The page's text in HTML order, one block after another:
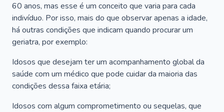
60 anos, mas esse é um conceito que varia para cada
indivíduo. Por isso, mais do que observar apenas a idade,
há outras condições que indicam quando procurar um
geriatra, por exemplo:
Idosos que desejam ter um acompanhamento global da
saúde com um médico que pode cuidar da maioria das
condições dessa faixa etária;
Idosos com algum comprometimento ou sequelas, que